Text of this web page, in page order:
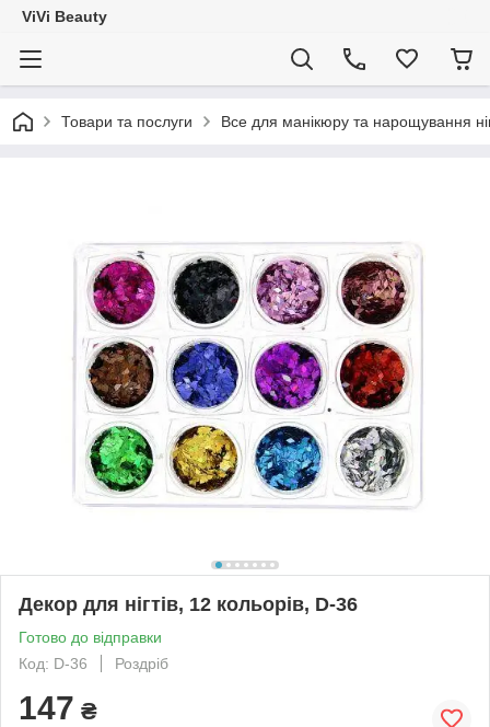
ViVi Beauty
Товари та послуги Все для манікюру та нарощування
Декор для нігтів, 12 кольорів, D-36
Готово до відправки
Код: D-36
Роздріб
147 ₴